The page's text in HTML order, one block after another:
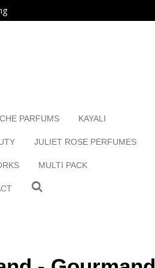
PARFUMS KAYALI
JULIET ROSE PERFUMES
MULTI PACK